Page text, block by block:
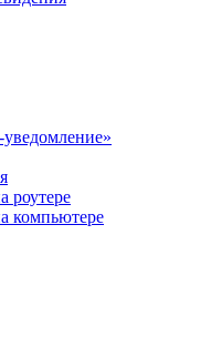
роутере
компьютере